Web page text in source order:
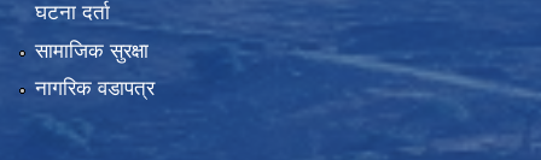
घटना दर्ता
सामाजिक सुरक्षा
नागरिक वडापत्र